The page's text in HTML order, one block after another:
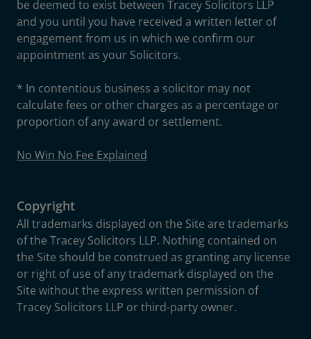
be deemed to exist between Tracey Solicitors LLP
and you until you have received a written letter of
engagement from us in which we confirm our
appointment as your Solicitors.
* In contentious business a solicitor may not
calculate fees or other charges as a percentage or
proportion of any award or settlement.
No Win No Fee Explained
Copyright
All trademarks displayed on the Site are trademarks
of the Tracey Solicitors LLP. Nothing contained on
the Site should be construed as granting any license
or right of use of any trademark displayed on the
Site without the express written permission of
Tracey Solicitors LLP or third-party owner.